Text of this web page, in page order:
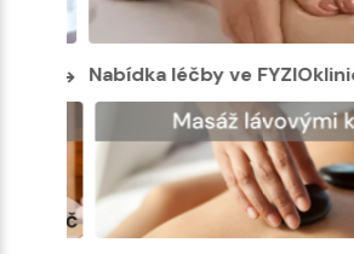
Nabídka léčby ve FYZIOklinice